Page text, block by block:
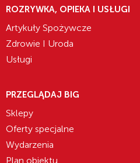
ROZRYWKA, OPIEKA I USŁUGI
Artykuły Spożywcze
Zdrowie I Uroda
Usługi
PRZEGLĄDAJ BIG
Sklepy
Oferty specjalne
Wydarzenia
Plan obiektu